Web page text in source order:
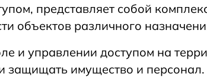
представляет собой
объектов различного
и управлении доступом на
защищать имущество и